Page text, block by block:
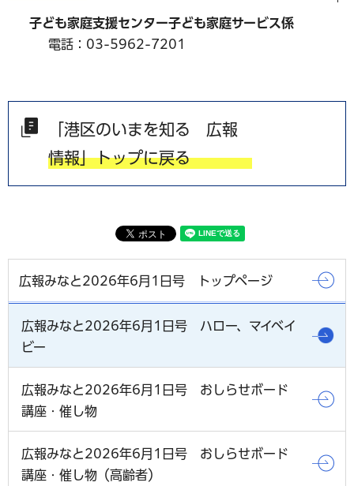
子ども家庭支援センター子ども家庭サービス係
電話：03-5962-7201
「港区のいまを知る 広報
情報」トップに戻る
広報みなと2026年6月1日号 トップページ
広報みなと2026年6月1日号 ハロー、マイベイ
ビー
広報みなと2026年6月1日号 おしらせボード
講座・催し物
広報みなと2026年6月1日号 おしらせボード
講座・催し物（高齢者）